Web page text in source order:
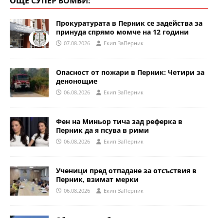
Прокуратурата в Перник се задейства за
принуда спрямо момче на 12 години
07.08.2026 Eкип ЗаПерник
Опасност от пожари в Перник: Четири за
денонощие
06.08.2026 Eкип ЗаПерник
Фен на Миньор тича зад реферка в
Перник да я псува в рими
06.08.2026 Eкип ЗаПерник
Ученици пред отпадане за отсъствия в
Перник, взимат мерки
06.08.2026 Eкип ЗаПерник